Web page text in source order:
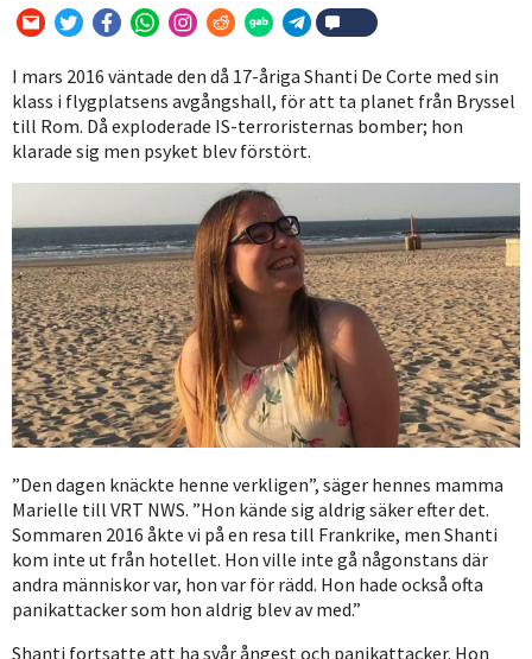
I mars 2016 väntade den då 17-åriga Shanti De Corte med sin
klass i flygplatsens avgångshall, för att ta planet från Bryssel
till Rom. Då exploderade IS-terroristernas bomber; hon
klarade sig men psyket blev förstört.
”Den dagen knäckte henne verkligen”, säger hennes mamma
Marielle till VRT NWS. ”Hon kände sig aldrig säker efter det.
Sommaren 2016 åkte vi på en resa till Frankrike, men Shanti
kom inte ut från hotellet. Hon ville inte gå någonstans där
andra människor var, hon var för rädd. Hon hade också ofta
panikattacker som hon aldrig blev av med.”
Shanti fortsatte att ha svår ångest och panikattacker. Hon